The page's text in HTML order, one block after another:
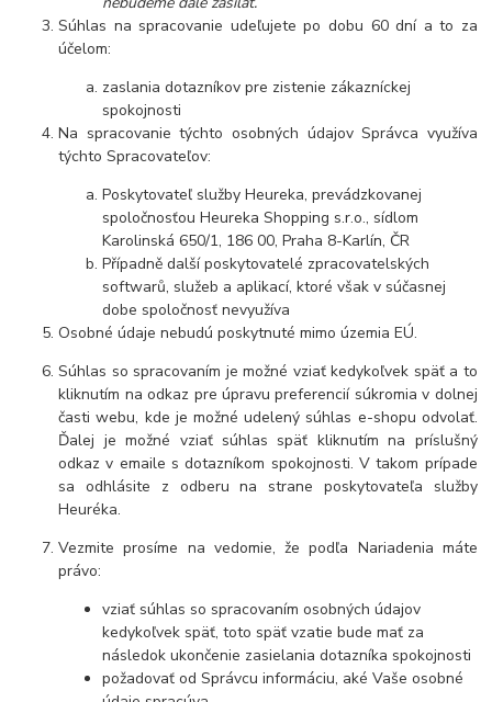
Súhlas na spracovanie udeľujete po dobu 60 dní a to za
účelom:
zaslania dotazníkov pre zistenie zákazníckej
spokojnosti
Na spracovanie týchto osobných údajov Správca využíva
týchto Spracovateľov:
Poskytovateľ služby Heureka, prevádzkovanej
spoločnosťou Heureka Shopping s.r.o., sídlom
Karolinská 650/1, 186 00, Praha 8-Karlín, ČR
Případně další poskytovatelé zpracovatelských
softwarů, služeb a aplikací, ktoré však v súčasnej
dobe spoločnosť nevyužíva
Osobné údaje nebudú poskytnuté mimo územia EÚ.
Súhlas so spracovaním je možné vziať kedykoľvek späť a to
kliknutím na odkaz pre úpravu preferencií súkromia v dolnej
časti webu, kde je možné udelený súhlas e-shopu odvolať.
Ďalej je možné vziať súhlas späť kliknutím na príslušný
odkaz v emaile s dotazníkom spokojnosti. V takom prípade
sa odhlásite z odberu na strane poskytovateľa služby
Heuréka.
Vezmite prosíme na vedomie, že podľa Nariadenia máte
právo:
vziať súhlas so spracovaním osobných údajov
kedykoľvek späť, toto späť vzatie bude mať za
následok ukončenie zasielania dotazníka spokojnosti
požadovať od Správcu informáciu, aké Vaše osobné